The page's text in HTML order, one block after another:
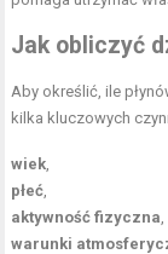
Jak obliczyć
Aby określić, ile
kilka kluczowych
wiek
płeć
aktywność fizyczna
warunki